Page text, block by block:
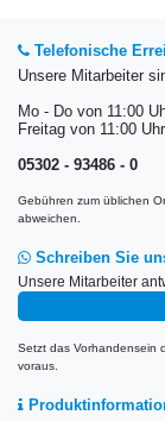
Telefonische
Unsere Mitarbeiter
Mo - Do von 11:00
Freitag von 11:00
05302 - 93486 - 0
Gebühren zum üblichen
abweichen.
Schreiben Sie
Unsere Mitarbeiter
Setzt das Vorhandensein
voraus.